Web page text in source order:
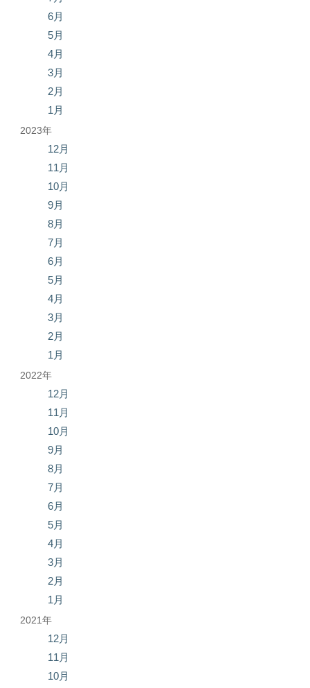
6月
5月
4月
3月
2月
1月
2023年
12月
11月
10月
9月
8月
7月
6月
5月
4月
3月
2月
1月
2022年
12月
11月
10月
9月
8月
7月
6月
5月
4月
3月
2月
1月
2021年
12月
11月
10月